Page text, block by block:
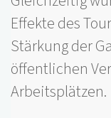
Effekte des
Stärkung der
öffentlichen
Arbeitsplätzen.